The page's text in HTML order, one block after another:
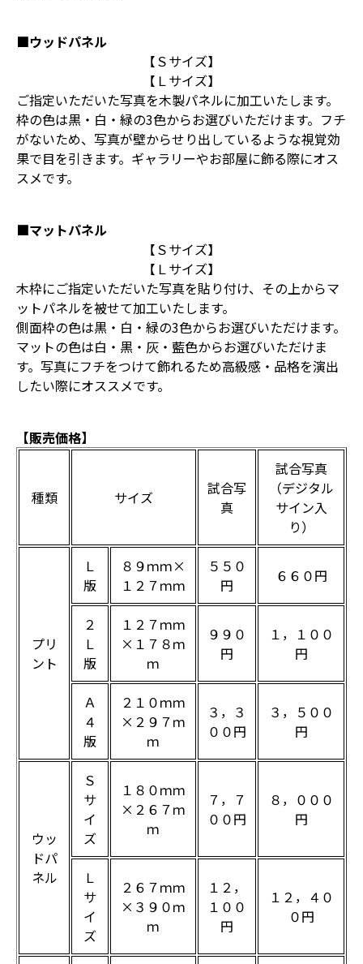
■ウッドパネル
【Ｓサイズ】
【Ｌサイズ】
ご指定いただいた写真を木製パネルに加工いたします。
枠の色は黒・白・緑の3色からお選びいただけます。フチ
がないため、写真が壁からせり出しているような視覚効
果で目を引きます。ギャラリーやお部屋に飾る際にオス
スメです。
■マットパネル
【Ｓサイズ】
【Ｌサイズ】
木枠にご指定いただいた写真を貼り付け、その上からマ
ットパネルを被せて加工いたします。
側面枠の色は黒・白・緑の3色からお選びいただけます。
マットの色は白・黒・灰・藍色からお選びいただけま
す。写真にフチをつけて飾れるため高級感・品格を演出
したい際にオススメです。
【販売価格】
種類 サイズ
試合写
真
試合写真
（デジタル
サイン入
り）
プリ
ント
Ｌ
版
８９ｍｍ×
１２７ｍｍ
５５０
円
６６０円
２
Ｌ
版
１２７ｍｍ
×１７８ｍ
ｍ
９９０
円
１，１００
円
Ａ
４
版
２１０ｍｍ
×２９７ｍ
ｍ
３，３
００円
３，５００
円
ウッ
ドパ
ネル
Ｓ
サ
イ
ズ
１８０ｍｍ
×２６７ｍ
ｍ
７，７
００円
８，０００
円
Ｌ
サ
イ
ズ
２６７ｍｍ
×３９０ｍ
ｍ
１２，
１００
円
１２，４０
０円